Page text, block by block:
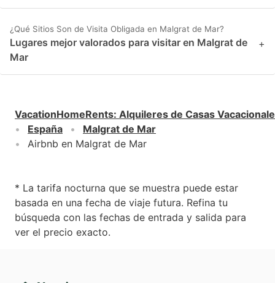
¿Qué Sitios Son de Visita Obligada en Malgrat de Mar?
Lugares mejor valorados para visitar en Malgrat de
Mar
+
VacationHomeRents: Alquileres de Casas
España
Malgrat de Mar
Airbnb en Malgrat de Mar
* La tarifa nocturna que se muestra puede estar
basada en una fecha de viaje futura. Refina tu
búsqueda con las fechas de entrada y salida para
ver el precio exacto.